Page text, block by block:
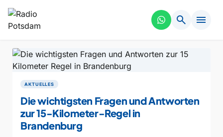
search menu
AKTUELLES
Die wichtigsten Fragen und Antworten
zur 15-Kilometer-Regel in
Brandenburg